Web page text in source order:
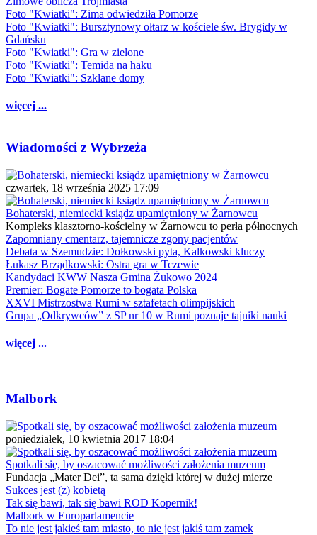
Foto "Kwiatki": Zima odwiedziła Pomorze
Foto "Kwiatki": Bursztynowy ołtarz w kościele św. Brygidy w
Gdańsku
Foto "Kwiatki": Gra w zielone
Foto "Kwiatki": Temida na haku
Foto "Kwiatki": Szklane domy
więcej ...
Wiadomości z Wybrzeża
czwartek, 18 września 2025 17:09
Bohaterski, niemiecki ksiądz upamiętniony w Żarnowcu
Kompleks klasztorno-kościelny w Żarnowcu to perła północnych
Zapomniany cmentarz, tajemnicze zgony pacjentów
Debata w Szemudzie: Dołkowski pyta, Kalkowski kluczy
Łukasz Brządkowski: Ostra gra w Tczewie
Kandydaci KWW Nasza Gmina Żukowo 2024
Premier: Bogate Pomorze to bogata Polska
XXVI Mistrzostwa Rumi w sztafetach olimpijskich
Grupa „Odkrywców” z SP nr 10 w Rumi poznaje tajniki nauki
więcej ...
Malbork
poniedziałek, 10 kwietnia 2017 18:04
Spotkali się, by oszacować możliwości założenia muzeum
Fundacja „Mater Dei”, ta sama dzięki której w dużej mierze
Sukces jest (z) kobietą
Tak się bawi, tak się bawi ROD Kopernik!
Malbork w Europarlamencie
To nie jest jakieś tam miasto, to nie jest jakiś tam zamek